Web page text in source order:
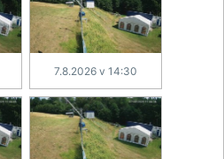
7.8.2026 v 14:30